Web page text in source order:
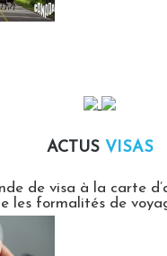
ACTUS VISAS
de visa à la carte
les formalités de